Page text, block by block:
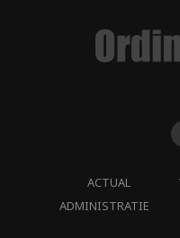
ACTUAL
ADMINISTRATIE